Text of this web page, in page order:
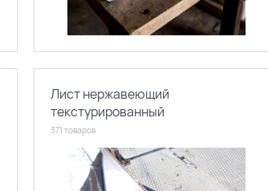
Лист нержавеющий
текстурированный
371 товаров